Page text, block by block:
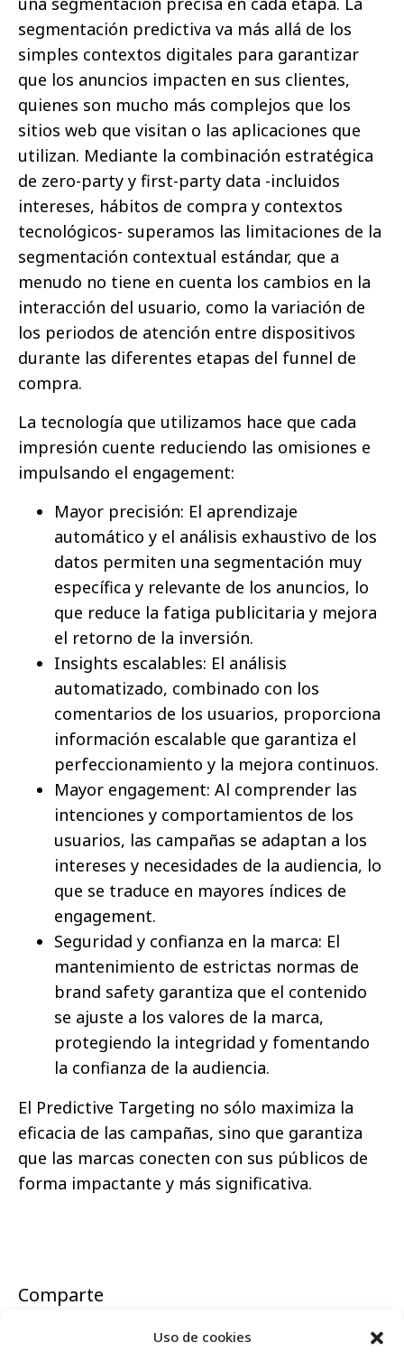
Uso de cookies
segmentación predictiva va más allá de los
simples contextos digitales para garantizar
que los anuncios impacten en sus clientes,
quienes son mucho más complejos que los
sitios web que visitan o las aplicaciones que
utilizan. Mediante la combinación estratégica
de zero-party y first-party data -incluidos
intereses, hábitos de compra y contextos
tecnológicos- superamos las limitaciones de la
segmentación contextual estándar, que a
menudo no tiene en cuenta los cambios en la
interacción del usuario, como la variación de
los periodos de atención entre dispositivos
durante las diferentes etapas del funnel de
compra.
La tecnología que utilizamos hace que cada
impresión cuente reduciendo las omisiones e
impulsando el engagement:
Mayor precisión: El aprendizaje
automático y el análisis exhaustivo de los
datos permiten una segmentación muy
específica y relevante de los anuncios, lo
que reduce la fatiga publicitaria y mejora
el retorno de la inversión.
Insights escalables: El análisis
automatizado, combinado con los
comentarios de los usuarios, proporciona
información escalable que garantiza el
perfeccionamiento y la mejora continuos.
Mayor engagement: Al comprender las
intenciones y comportamientos de los
usuarios, las campañas se adaptan a los
intereses y necesidades de la audiencia, lo
que se traduce en mayores índices de
engagement.
Seguridad y confianza en la marca: El
mantenimiento de estrictas normas de
brand safety garantiza que el contenido
se ajuste a los valores de la marca,
protegiendo la integridad y fomentando
la confianza de la audiencia.
El Predictive Targeting no sólo maximiza la
eficacia de las campañas, sino que garantiza
que las marcas conecten con sus públicos de
forma impactante y más significativa.
Comparte